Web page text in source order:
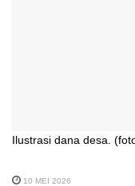
Ilustrasi dana desa.
10 MEI 2026